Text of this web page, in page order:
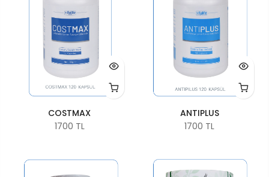
COSTMAX
1700 TL
ANTIPLUS
1700 TL